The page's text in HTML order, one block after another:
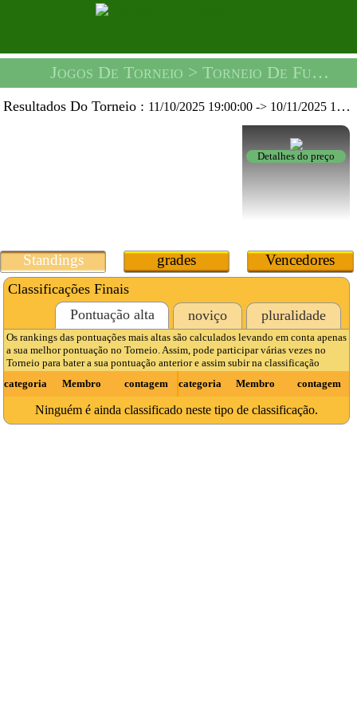
Jogos De Torneio > Torneio De Futebol Rei Da Bolha -
Resultados Do Torneio : 11/10/2025 19:00:00 -> 10/11/2025 19:59:59
Detalhes do preço
Standings grades Vencedores
Classificações Finais
Pontuação alta
noviço pluralidade
Os rankings das pontuações mais altas são calculados levando em conta apenas
a sua melhor pontuação no Torneio. Assim, pode participar várias vezes no
Torneio para bater a sua pontuação anterior e assim subir na classificação
categoria
Membro contagem categoria Membro contagem
Ninguém é ainda classificado neste tipo de classificação.